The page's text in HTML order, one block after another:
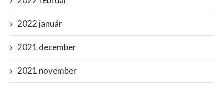
2022 január
2021 december
2021 november